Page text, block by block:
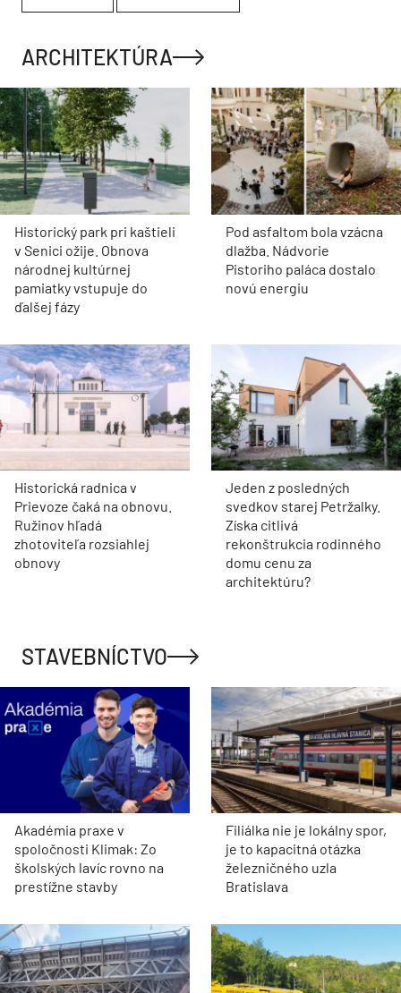
ARCHITEKTÚRA
Historický park pri kaštieli
v Senici ožije. Obnova
národnej kultúrnej
pamiatky vstupuje do
ďalšej fázy
Pod asfaltom bola vzácna
dlažba. Nádvorie
Pistoriho paláca dostalo
novú energiu
Historická radnica v
Prievoze čaká na obnovu.
Ružinov hľadá
zhotoviteľa rozsiahlej
obnovy
Jeden z posledných
svedkov starej Petržalky.
Získa citlivá
rekonštrukcia rodinného
domu cenu za
architektúru?
STAVEBNÍCTVO
Akadémia praxe v
spoločnosti Klimak: Zo
školských lavíc rovno na
prestížne stavby
Filiálka nie je lokálny spor,
je to kapacitná otázka
železničného uzla
Bratislava